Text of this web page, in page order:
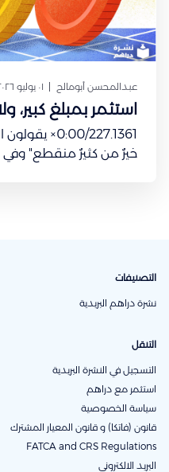
عبدالمحسن أبومالح ٠١ يوليو ٢٠٢٦
استثمر بمبلغ
0:00/
خيرٌ من كثيرٌ منقطع"
التصنيفات
نشرة دراهم البريدية
التنقل
التسجيل في النشرة البريدية
استثمر مع دراهم
سياسة الخصوصية
قانون (فاتكا) و قانون المعيار المشترك
FATCA and CRS Regulations
البريد الالكتروني